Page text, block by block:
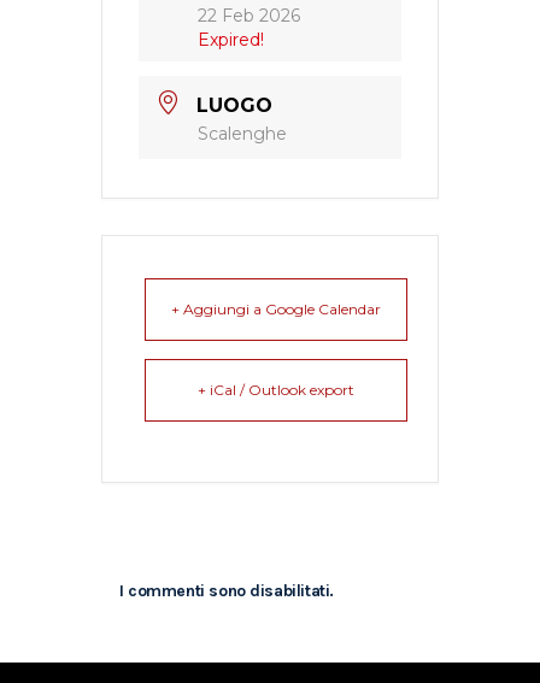
22 Feb 2026
Expired!
LUOGO
Scalenghe
+ Aggiungi a Google Calendar
+ iCal / Outlook export
I commenti sono disabilitati.